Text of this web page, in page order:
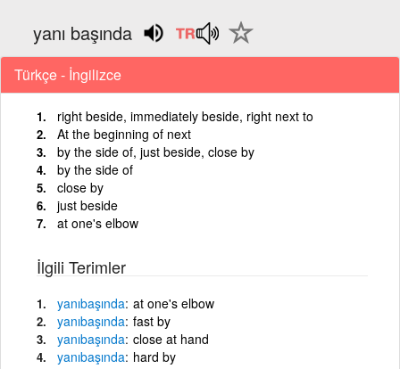
yanı başında
Türkçe - İngilizce
right beside, immediately beside, right next to
At the beginning of next
by the side of, just beside, close by
by the side of
close by
just beside
at one's elbow
İlgili Terimler
yanıbaşında at one's elbow
yanıbaşında fast by
yanıbaşında close at hand
yanıbaşında hard by